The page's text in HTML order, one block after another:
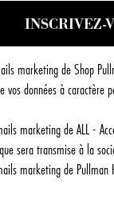
marketing de Shop
données à caractère
marketing de ALL -
sera transmise à la
marketing de